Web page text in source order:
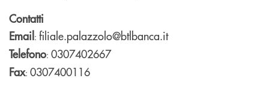
Contatti
Email: filiale.palazzolo@btlbanca.it
Telefono: 0307402667
Fax: 0307400116